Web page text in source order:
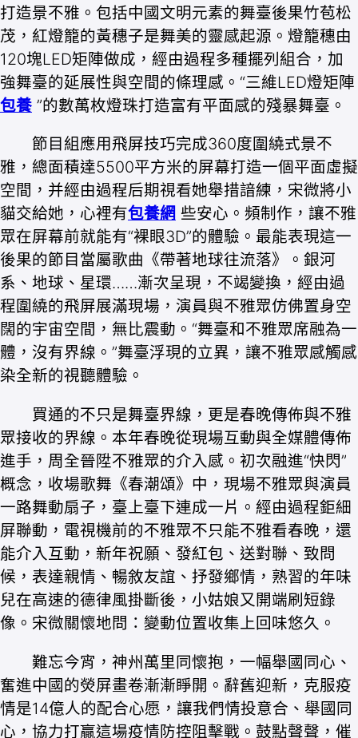
打造景不雅。包括中國文明元素的舞臺後果竹苞松
茂，紅燈籠的黃穗子是舞美的靈感起源。燈籠穗由
120塊LED矩陣做成，經由過程多種擺列組合，加
強舞臺的延展性與空間的條理感。“三維LED燈矩陣
包養 ”的數萬枚燈珠打造富有平面感的殘暴舞臺。
節目組應用飛屏技巧完成360度圍繞式景不
雅，總面積達5500平方米的屏幕打造一個平面虛擬
空間，并經由過程后期視看她舉措諳練，宋微將小
貓交給她，心裡有包養網 些安心。頻制作，讓不雅
眾在屏幕前就能有“裸眼3D”的體驗。最能表現這一
後果的節目當屬歌曲《帶著地球往流落》。銀河
系、地球、星環……漸次呈現，不竭變換，經由過
程圍繞的飛屏展滿現場，演員與不雅眾仿佛置身空
闊的宇宙空間，無比震動。“舞臺和不雅眾席融為一
體，沒有界線。”舞臺浮現的立異，讓不雅眾感觸感
染全新的視聽體驗。
買通的不只是舞臺界線，更是春晚傳佈與不雅
眾接收的界線。本年春晚從現場互動與全媒體傳佈
進手，周全晉陞不雅眾的介入感。初次融進“快閃”
概念，收場歌舞《春潮頌》中，現場不雅眾與演員
一路舞動扇子，臺上臺下連成一片。經由過程鉅細
屏聯動，電視機前的不雅眾不只能不雅看春晚，還
能介入互動，新年祝願、發紅包、送對聯、致問
候，表達親情、暢敘友誼、抒發鄉情，熟習的年味
兒在高速的德律風掛斷後，小姑娘又開端刷短錄
像。宋微關懷地問：變動位置收集上回味悠久。
難忘今宵，神州萬里同懷抱，一幅舉國同心、
奮進中國的熒屏畫卷漸漸睜開。辭舊迎新，克服疫
情是14億人的配合心愿，讓我們情投意合、舉國同
心，協力打贏這場疫情防控阻擊戰。鼓點聲聲，催